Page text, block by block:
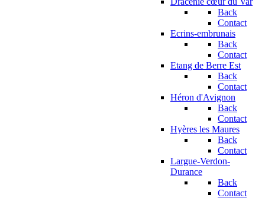
Back
Contact
Ecrins-embrunais
Back
Contact
Etang de Berre Est
Back
Contact
Héron d'Avignon
Back
Contact
Hyères les Maures
Back
Contact
Largue-Verdon-
Durance
Back
Contact